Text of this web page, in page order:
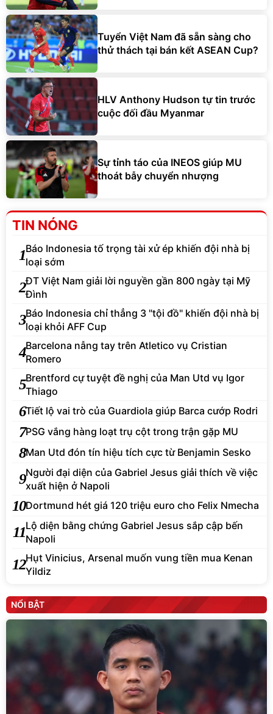
Tuyển Việt Nam đã sẵn sàng cho
thử thách tại bán kết ASEAN Cup?
HLV Anthony Hudson tự tin trước
cuộc đối đầu Myanmar
Sự tỉnh táo của INEOS giúp MU
thoát bẫy chuyển nhượng
TIN NÓNG
1Báo Indonesia tố trọng tài xử ép khiến đội nhà bị
loại sớm
2ĐT Việt Nam giải lời nguyền gần 800 ngày tại Mỹ
Đình
3Báo Indonesia chỉ thẳng 3 "tội đồ" khiến đội nhà bị
loại khỏi AFF Cup
4Barcelona nẫng tay trên Atletico vụ Cristian
Romero
5Brentford cự tuyệt đề nghị của Man Utd vụ Igor
Thiago
6Tiết lộ vai trò của Guardiola giúp Barca cướp Rodri
7PSG vắng hàng loạt trụ cột trong trận gặp MU
8Man Utd đón tín hiệu tích cực từ Benjamin Sesko
9Người đại diện của Gabriel Jesus giải thích về việc
xuất hiện ở Napoli
10Dortmund hét giá 120 triệu euro cho Felix Nmecha
11Lộ diện bằng chứng Gabriel Jesus sắp cập bến
Napoli
12Hụt Vinicius, Arsenal muốn vung tiền mua Kenan
Yildiz
NỔI BẬT